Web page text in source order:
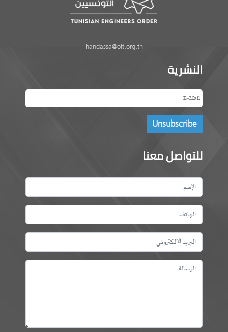
handassa@oit.org.tn
النشرية
للتواصل معنا